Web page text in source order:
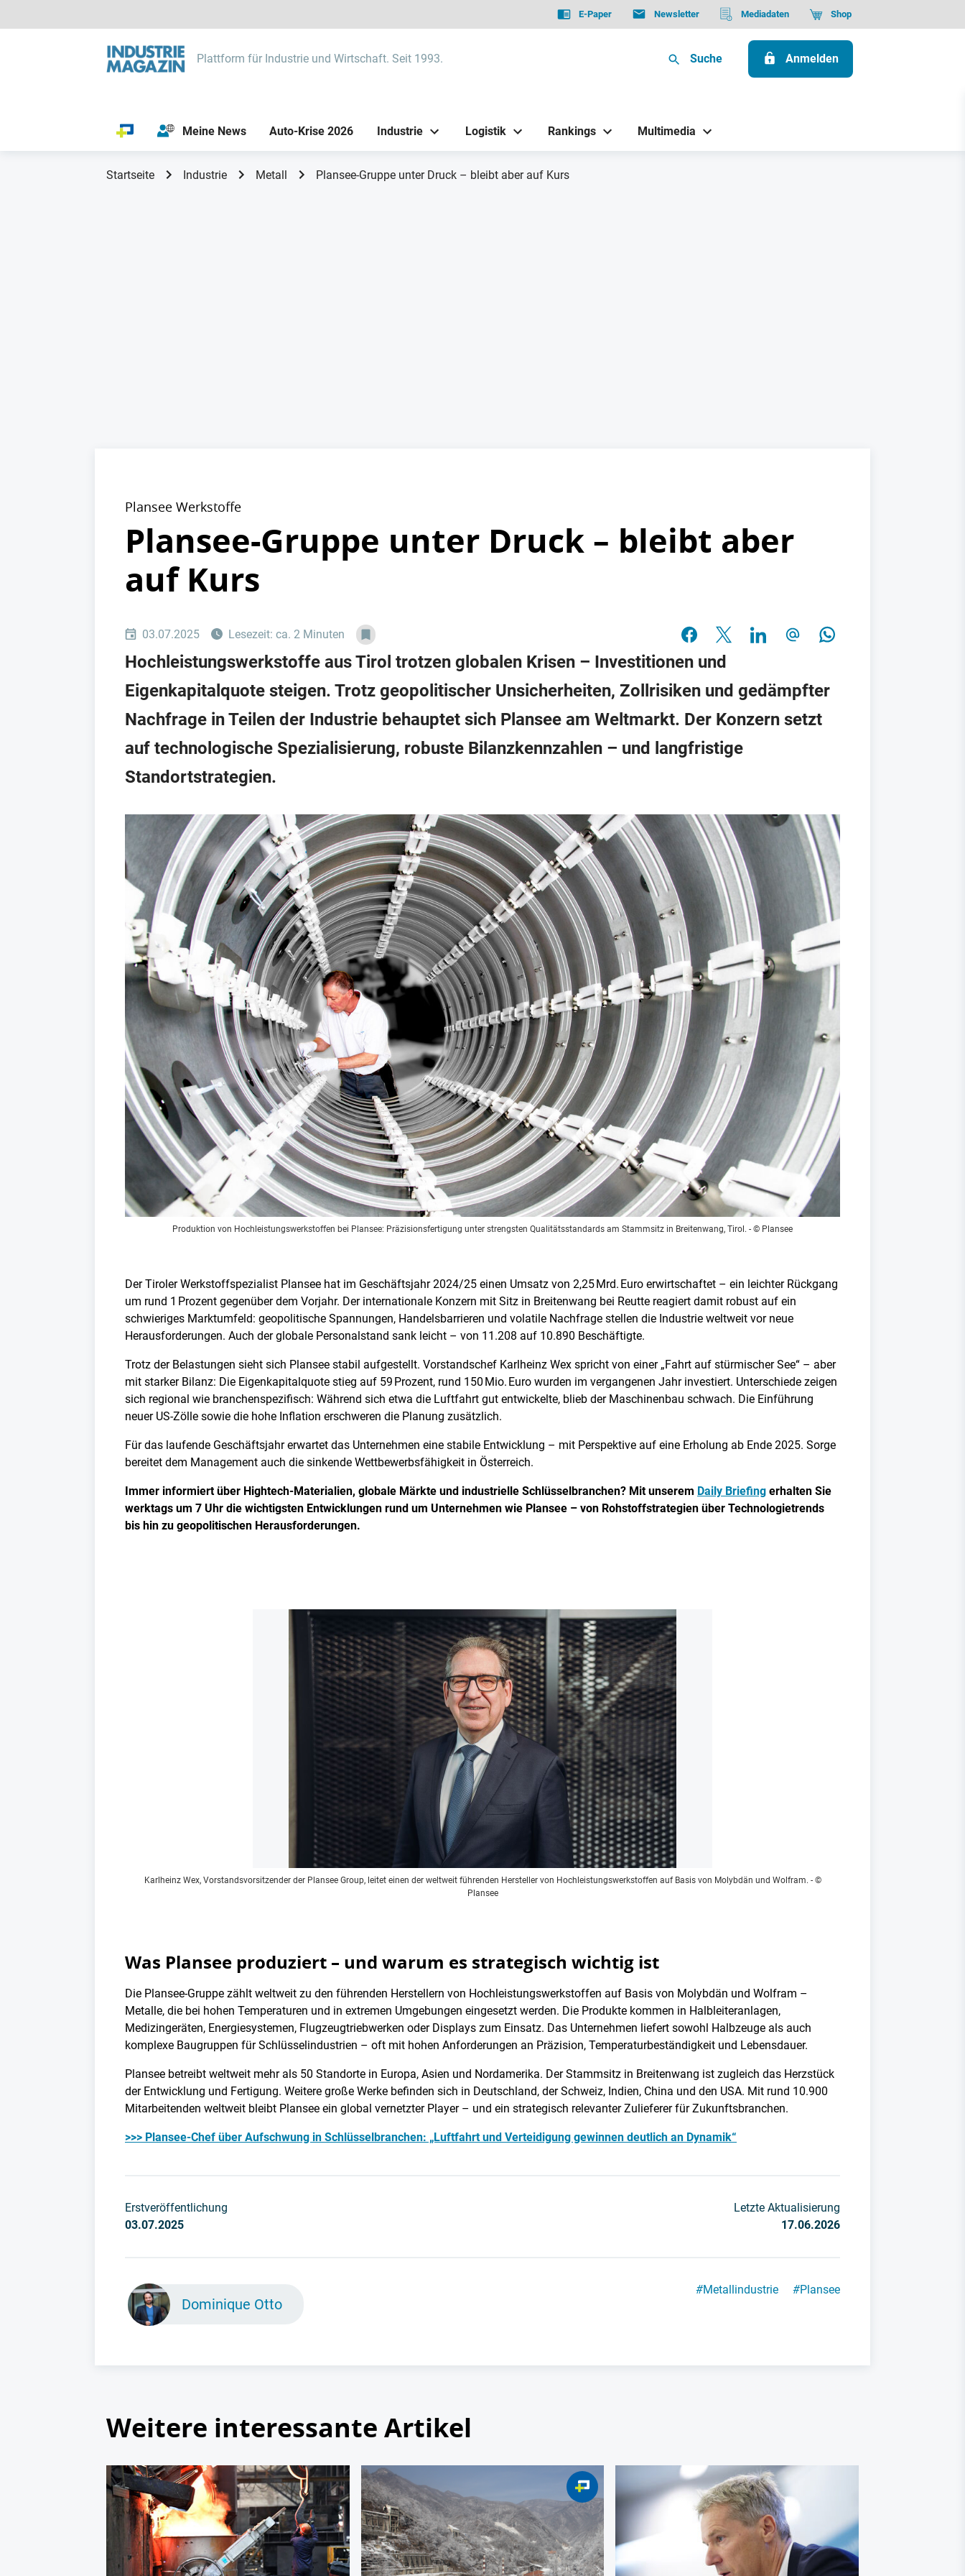
E-Paper Newsletter Mediadaten Shop
Plattform für Industrie und Wirtschaft. Seit 1993. Suche Anmelden
Meine News Auto-Krise 2026 Industrie Logistik Rankings Multimedia
Startseite Industrie Metall Plansee-Gruppe unter Druck – bleibt aber auf Kurs
Plansee Werkstoffe
Plansee-Gruppe unter Druck – bleibt aber
auf Kurs
03.07.2025 Lesezeit: ca. 2 Minuten
Hochleistungswerkstoffe aus Tirol trotzen globalen Krisen – Investitionen und
Eigenkapitalquote steigen. Trotz geopolitischer Unsicherheiten, Zollrisiken und gedämpfter
Nachfrage in Teilen der Industrie behauptet sich Plansee am Weltmarkt. Der Konzern setzt
auf technologische Spezialisierung, robuste Bilanzkennzahlen – und langfristige
Standortstrategien.
Produktion von Hochleistungswerkstoffen bei Plansee: Präzisionsfertigung unter strengsten Qualitätsstandards am Stammsitz in Breitenwang, Tirol. - © Plansee
Der Tiroler Werkstoffspezialist Plansee hat im Geschäftsjahr 2024/25 einen Umsatz von 2,25 Mrd. Euro erwirtschaftet – ein leichter Rückgang
um rund 1 Prozent gegenüber dem Vorjahr. Der internationale Konzern mit Sitz in Breitenwang bei Reutte reagiert damit robust auf ein
schwieriges Marktumfeld: geopolitische Spannungen, Handelsbarrieren und volatile Nachfrage stellen die Industrie weltweit vor neue
Herausforderungen. Auch der globale Personalstand sank leicht – von 11.208 auf 10.890 Beschäftigte.
Trotz der Belastungen sieht sich Plansee stabil aufgestellt. Vorstandschef Karlheinz Wex spricht von einer „Fahrt auf stürmischer See“ – aber
mit starker Bilanz: Die Eigenkapitalquote stieg auf 59 Prozent, rund 150 Mio. Euro wurden im vergangenen Jahr investiert. Unterschiede zeigen
sich regional wie branchenspezifisch: Während sich etwa die Luftfahrt gut entwickelte, blieb der Maschinenbau schwach. Die Einführung
neuer US-Zölle sowie die hohe Inflation erschweren die Planung zusätzlich.
Für das laufende Geschäftsjahr erwartet das Unternehmen eine stabile Entwicklung – mit Perspektive auf eine Erholung ab Ende 2025. Sorge
bereitet dem Management auch die sinkende Wettbewerbsfähigkeit in Österreich.
Immer informiert über Hightech-Materialien, globale Märkte und industrielle Schlüsselbranchen? Mit unserem Daily Briefing erhalten Sie
werktags um 7 Uhr die wichtigsten Entwicklungen rund um Unternehmen wie Plansee – von Rohstoffstrategien über Technologietrends
bis hin zu geopolitischen Herausforderungen.
Karlheinz Wex, Vorstandsvorsitzender der Plansee Group, leitet einen der weltweit führenden Hersteller von Hochleistungswerkstoffen auf Basis von Molybdän und Wolfram. - ©
Plansee
Was Plansee produziert – und warum es strategisch wichtig ist
Die Plansee-Gruppe zählt weltweit zu den führenden Herstellern von Hochleistungswerkstoffen auf Basis von Molybdän und Wolfram –
Metalle, die bei hohen Temperaturen und in extremen Umgebungen eingesetzt werden. Die Produkte kommen in Halbleiteranlagen,
Medizingeräten, Energiesystemen, Flugzeugtriebwerken oder Displays zum Einsatz. Das Unternehmen liefert sowohl Halbzeuge als auch
komplexe Baugruppen für Schlüsselindustrien – oft mit hohen Anforderungen an Präzision, Temperaturbeständigkeit und Lebensdauer.
Plansee betreibt weltweit mehr als 50 Standorte in Europa, Asien und Nordamerika. Der Stammsitz in Breitenwang ist zugleich das Herzstück
der Entwicklung und Fertigung. Weitere große Werke befinden sich in Deutschland, der Schweiz, Indien, China und den USA. Mit rund 10.900
Mitarbeitenden weltweit bleibt Plansee ein global vernetzter Player – und ein strategisch relevanter Zulieferer für Zukunftsbranchen.
>>> Plansee-Chef über Aufschwung in Schlüsselbranchen: „Luftfahrt und Verteidigung gewinnen deutlich an Dynamik“
Erstveröffentlichung
03.07.2025
Letzte Aktualisierung
17.06.2026
Dominique Otto
#Metallindustrie #Plansee
Weitere interessante Artikel